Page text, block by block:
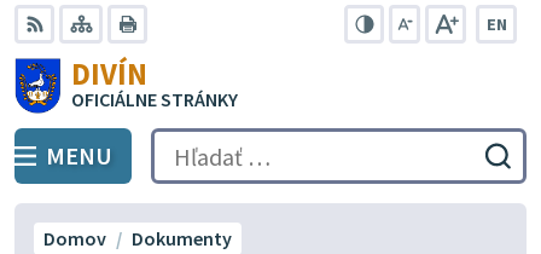
Preskočiť
na
obsah
RSS Mapa
EN
DIVÍN
OFICIÁLNE STRÁNKY
PREPNÚŤ
MENU Hľadať:
Domov Dokumenty